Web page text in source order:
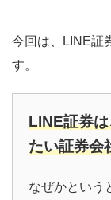
今回は、LINE証
す。
LINE証券
たい証券会
なぜかという